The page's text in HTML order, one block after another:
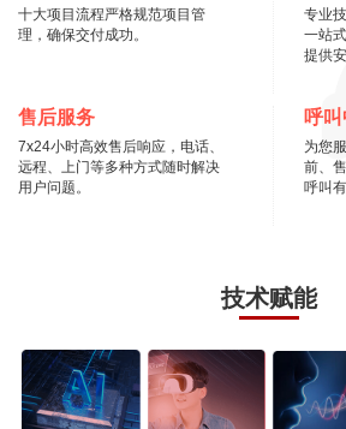
十大项目流程严格规范项目管
理，确保交付成功。
专业
一站
提供
售后服务
7x24小时高效售后响应，电话、
远程、上门等多种方式随时解决
用户问题。
呼
为您
前、
呼叫
技术赋能